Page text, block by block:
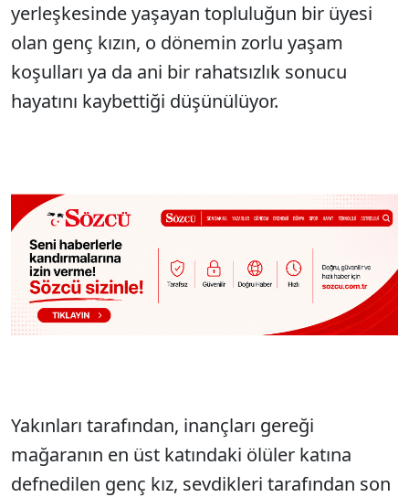
yerleşkesinde yaşayan topluluğun bir üyesi
olan genç kızın, o dönemin zorlu yaşam
koşulları ya da ani bir rahatsızlık sonucu
hayatını kaybettiği düşünülüyor.
Yakınları tarafından, inançları gereği
mağaranın en üst katındaki ölüler katına
defnedilen genç kız, sevdikleri tarafından son